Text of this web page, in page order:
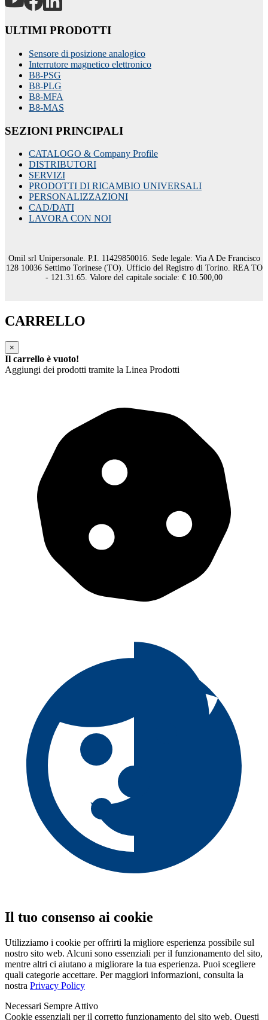
ULTIMI PRODOTTI
Sensore di posizione analogico
Interrutore magnetico elettronico
B8-PSG
B8-PLG
B8-MFA
B8-MAS
SEZIONI PRINCIPALI
CATALOGO & Company Profile
DISTRIBUTORI
SERVIZI
PRODOTTI DI RICAMBIO UNIVERSALI
PERSONALIZZAZIONI
CAD/DATI
LAVORA CON NOI
Omil srl Unipersonale. P.I. 11429850016. Sede legale: Via A De Francisco
128 10036 Settimo Torinese (TO). Ufficio del Registro di Torino. REA TO
- 121.31.65. Valore del capitale sociale: € 10.500,00
CARRELLO
×
Il carrello è vuoto!
Aggiungi dei prodotti tramite la Linea Prodotti
Il tuo consenso ai cookie
Utilizziamo i cookie per offrirti la migliore esperienza possibile sul
nostro sito web. Alcuni sono essenziali per il funzionamento del sito,
mentre altri ci aiutano a migliorare la tua esperienza. Puoi scegliere
quali categorie accettare. Per maggiori informazioni, consulta la
nostra Privacy Policy
Necessari Sempre Attivo
Cookie essenziali per il corretto funzionamento del sito web. Questi